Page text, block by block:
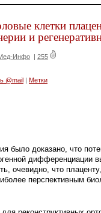
клетки
и
Инфо | 255
@mail Метки
было доказано, что
дифференциации
очевидно, что
перспективным